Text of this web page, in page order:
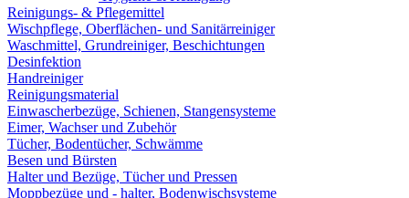
Reinigungs- & Pflegemittel
Wischpflege, Oberflächen- und Sanitärreiniger
Waschmittel, Grundreiniger, Beschichtungen
Desinfektion
Handreiniger
Reinigungsmaterial
Einwascherbezüge, Schienen, Stangensysteme
Eimer, Wachser und Zubehör
Tücher, Bodentücher, Schwämme
Besen und Bürsten
Halter und Bezüge, Tücher und Pressen
Moppbezüge und - halter, Bodenwischsysteme